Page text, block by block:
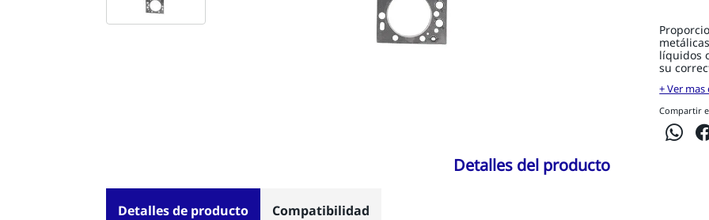
líquidos
su
+ Ver
Compartir
Detalles del producto
Detalles de producto Compatibilidad